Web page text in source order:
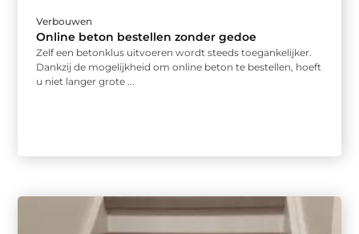
Verbouwen
Online beton bestellen zonder gedoe
Zelf een betonklus uitvoeren wordt steeds toegankelijker.
Dankzij de mogelijkheid om online beton te bestellen, hoeft
u niet langer grote ...